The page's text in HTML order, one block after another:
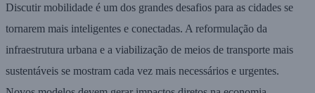
Discutir mobilidade é um dos grandes desafios para as cidades se
tornarem mais inteligentes e conectadas. A reformulação da
infraestrutura urbana e a viabilização de meios de transporte mais
sustentáveis se mostram cada vez mais necessários e urgentes.